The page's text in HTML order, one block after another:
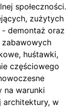
społeczności.
zużytych
demontaż oraz
huśtawki,
częściowego
na warunki
architektury, w